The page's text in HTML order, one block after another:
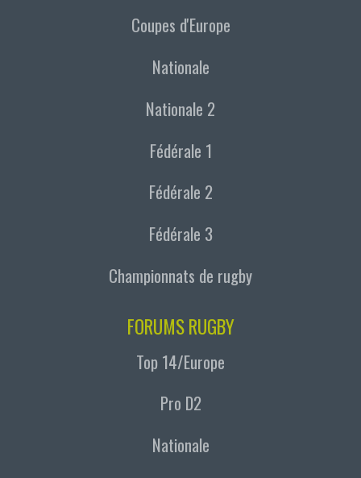
Coupes d'Europe
Nationale
Nationale 2
Fédérale 1
Fédérale 2
Fédérale 3
Championnats de rugby
FORUMS RUGBY
Top 14/Europe
Pro D2
Nationale